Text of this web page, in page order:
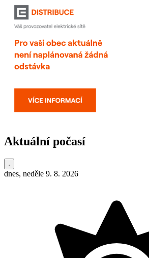
Aktuální počasí
dnes, neděle 9. 8. 2026